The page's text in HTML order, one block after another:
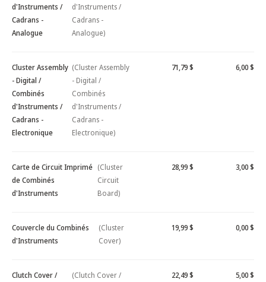
d'Instruments /
Cadrans -
Analogue
d'Instruments /
Cadrans -
Analogue)
Cluster Assembly
- Digital /
Combinés
d'Instruments /
Cadrans -
Electronique
(Cluster Assembly
- Digital /
Combinés
d'Instruments /
Cadrans -
Electronique)
71,79 $ 6,00 $
Carte de Circuit Imprimé
de Combinés
d'Instruments
(Cluster
Circuit
Board)
28,99 $ 3,00 $
Couvercle du Combinés
d'Instruments
(Cluster
Cover)
19,99 $ 0,00 $
Clutch Cover /
(Clutch Cover /
22,49 $ 5,00 $